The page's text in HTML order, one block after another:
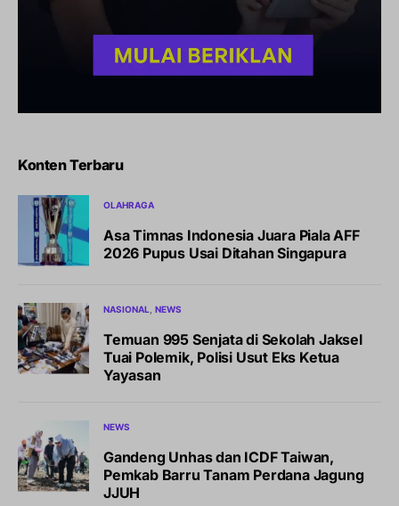
Konten Terbaru
OLAHRAGA
Asa Timnas Indonesia Juara Piala AFF
2026 Pupus Usai Ditahan Singapura
NASIONAL NEWS
Temuan 995 Senjata di Sekolah Jaksel
Tuai Polemik, Polisi Usut Eks Ketua
Yayasan
NEWS
Gandeng Unhas dan ICDF Taiwan,
Pemkab Barru Tanam Perdana Jagung
JJUH